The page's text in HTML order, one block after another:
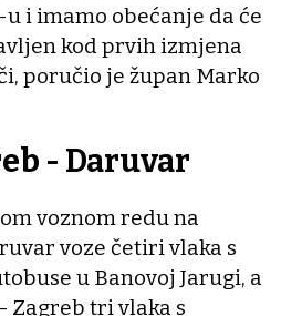
i imamo obećanje da će
kod prvih izmjena
poručio je župan Marko
- Daruvar
voznom redu na
voze četiri vlaka s
u Banovoj Jarugi, a
Zagreb tri vlaka s